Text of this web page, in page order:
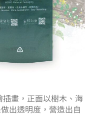
畫，正面以樹木、海
出透明度，營造出自